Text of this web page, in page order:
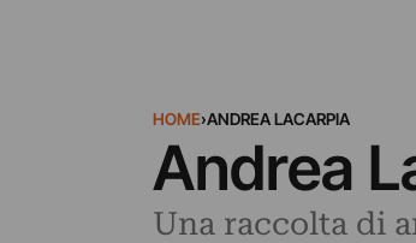
HOME›ANDREA LACARPIA
Andrea
Una raccolta di